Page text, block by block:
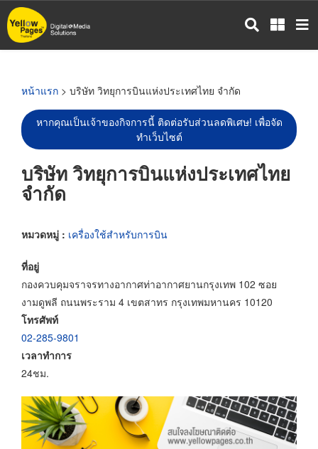
ข้าม
ไป
หน้าแรก > บริษัท วิทยุการบินแห่งประเทศไทย จำกัด
หากคุณเป็นเจ้าของกิจการนี้ ติดต่อรับส่วนลดพิเศษ! เพื่อจัด
ทำเว็บไซต์
บริษัท วิทยุการบินแห่งประเทศไทย
จำกัด
หมวดหมู่ : เครื่องใช้สำหรับการบิน
ที่อยู่
กองควบคุมจราจรทางอากาศท่าอากาศยานกรุงเทพ 102 ซอย
งามดูพลี ถนนพระราม 4 เขตสาทร กรุงเทพมหานคร 10120
โทรศัพท์
02-285-9801
เวลาทำการ
24ชม.